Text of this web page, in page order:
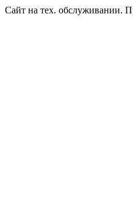
Сайт на тех. обслуживании.